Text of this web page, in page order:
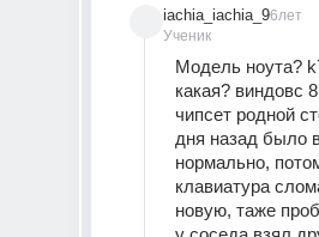
iachia_iachia_9
Ученик
6лет
Модель ноута?
какая? виндовс
чипсет родной
дня назад было
нормально,
клавиатура
новую, таже